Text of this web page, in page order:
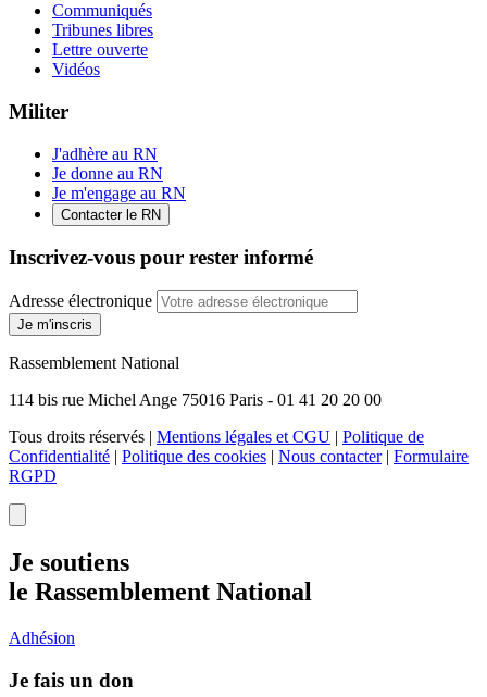
Communiqués
Tribunes libres
Lettre ouverte
Vidéos
Militer
J'adhère au RN
Je donne au RN
Je m'engage au RN
Contacter le RN
Inscrivez-vous pour rester informé
Adresse électronique
Je m'inscris
Rassemblement National
114 bis rue Michel Ange 75016 Paris - 01 41 20 20 00
Tous droits réservés | Mentions légales et CGU | Politique de
Confidentialité | Politique des cookies | Nous contacter| Formulaire
RGPD
Je soutiens
le Rassemblement National
Adhésion
Je fais un don